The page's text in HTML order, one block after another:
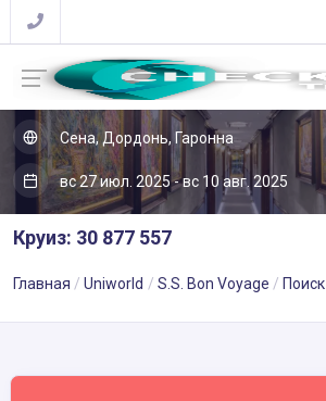
Сена, Дордонь, Гаронна
вс 27 июл. 2025 - вс 10 авг. 2025
Круиз: 30 877 557
Главная Uniworld S.S. Bon Voyage Поиск